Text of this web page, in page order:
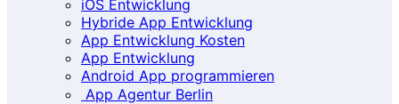
iOS Entwicklung
Hybride App Entwicklung
App Entwicklung Kosten
App Entwicklung
Android App programmieren
App Agentur Berlin